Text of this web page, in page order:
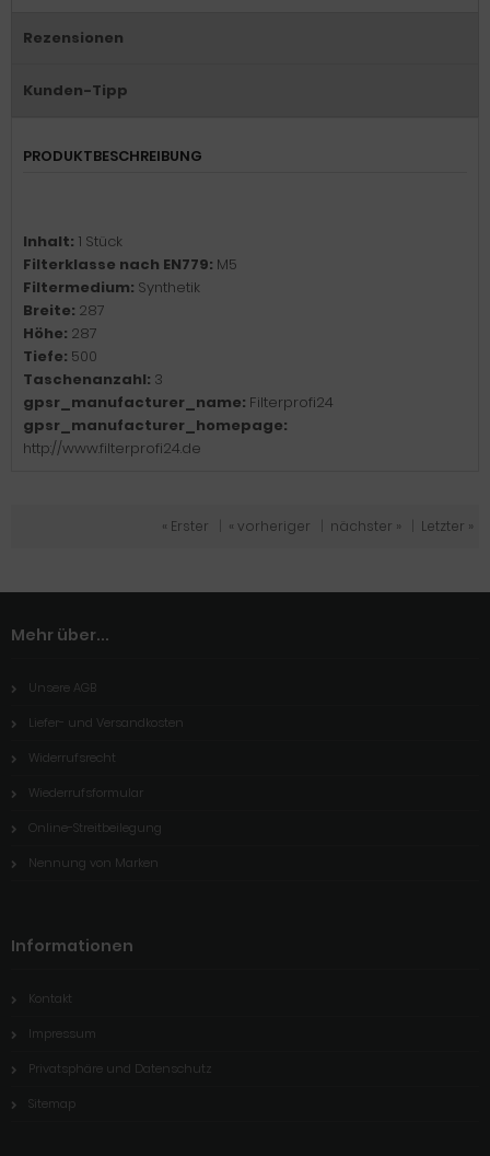
Rezensionen
Kunden-Tipp
PRODUKTBESCHREIBUNG
Inhalt: 1 Stück
Filterklasse nach EN779: M5
Filtermedium: Synthetik
Breite: 287
Höhe: 287
Tiefe: 500
Taschenanzahl: 3
gpsr_manufacturer_name: Filterprofi24
gpsr_manufacturer_homepage:
http://www.filterprofi24.de
« Erster « vorheriger nächster » Letzter »
Mehr über...
Unsere AGB
Liefer- und Versandkosten
Widerrufsrecht
Wiederrufsformular
Online-Streitbeilegung
Nennung von Marken
Informationen
Kontakt
Impressum
Privatsphäre und Datenschutz
Sitemap